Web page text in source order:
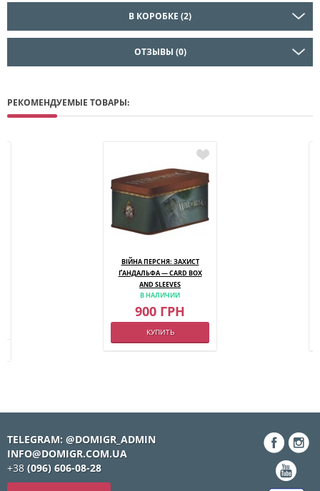
В КОРОБКЕ (2)
ОТЗЫВЫ (0)
РЕКОМЕНДУЕМЫЕ ТОВАРЫ:
ВІЙНА ПЕРСНЯ: ЗАХИСТ
ҐАНДАЛЬФА — CARD BOX
AND SLEEVES
В НАЛИЧИИ
900 ГРН
КУПИТЬ
TELEGRAM: @DOMIGR_ADMIN
INFO@DOMIGR.COM.UA
+38 (096) 606-08-28